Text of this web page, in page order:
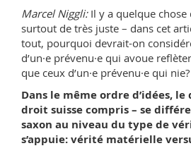
Marcel Niggli: Il y a quelque chose
surtout de très juste – dans cet
tout, pourquoi devrait-on
d’un·e prévenu·e qui avoue
que ceux d’un·e prévenu·e qui nie?
Dans le même ordre d’idées,
droit suisse compris – se
saxon au niveau du type de
s’appuie: vérité matérielle